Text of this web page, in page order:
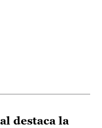
destaca la